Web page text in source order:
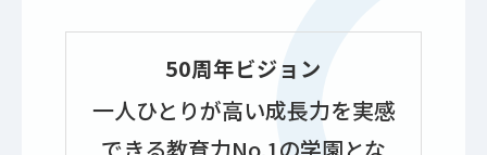
50周年ビジョン
一人ひとりが高い成長力を実感